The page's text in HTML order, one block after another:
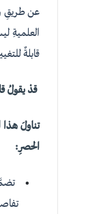
عن طريقِ
العلميةِ
قابلةٌ
قدْ يقولُ
تناولَ
الحصرِ: